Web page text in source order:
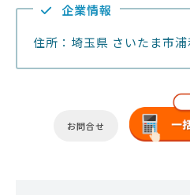
企業情報
住所：埼玉県 さいたま市
お問合せ